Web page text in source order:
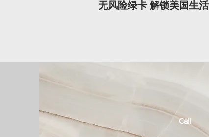
​无风险绿卡 解锁美国生活
Call